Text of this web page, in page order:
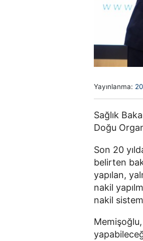
Yayınlanma:
Sağlık
Doğu
Son 20
belirten
yapılan,
nakil
nakil
Memişoğlu,